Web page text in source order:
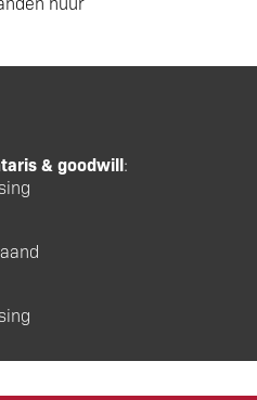
& goodwill: